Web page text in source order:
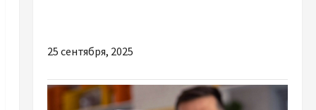
25 сентября, 2025